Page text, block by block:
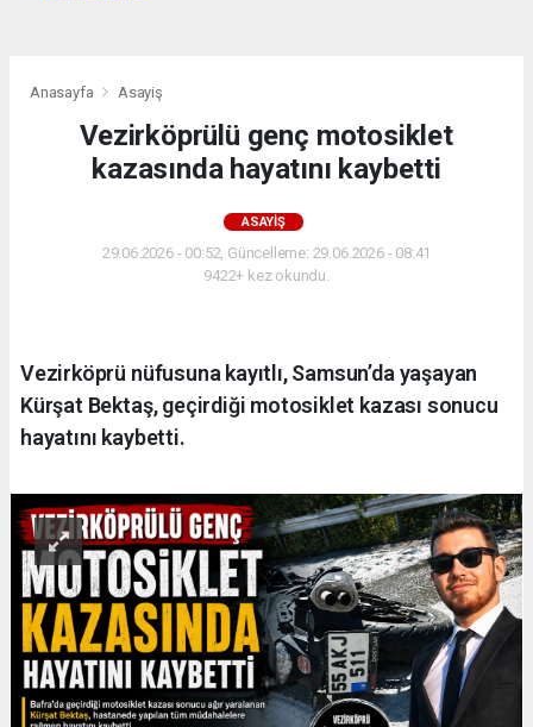
Anasayfa Asayiş
Vezirköprülü genç motosiklet
kazasında hayatını kaybetti
ASAYIŞ
29.06.2026 - 00:52, Güncelleme: 29.06.2026 - 08:41
9422+ kez okundu.
Vezirköprü nüfusuna kayıtlı, Samsun’da yaşayan
Kürşat Bektaş, geçirdiği motosiklet kazası sonucu
hayatını kaybetti.